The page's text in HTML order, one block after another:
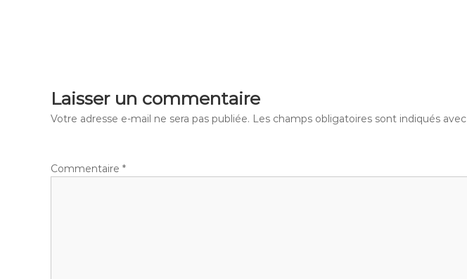
Laisser un commentaire
Votre adresse e-mail ne sera pas publiée. Les champs obligatoires sont indiqués avec
Commentaire *